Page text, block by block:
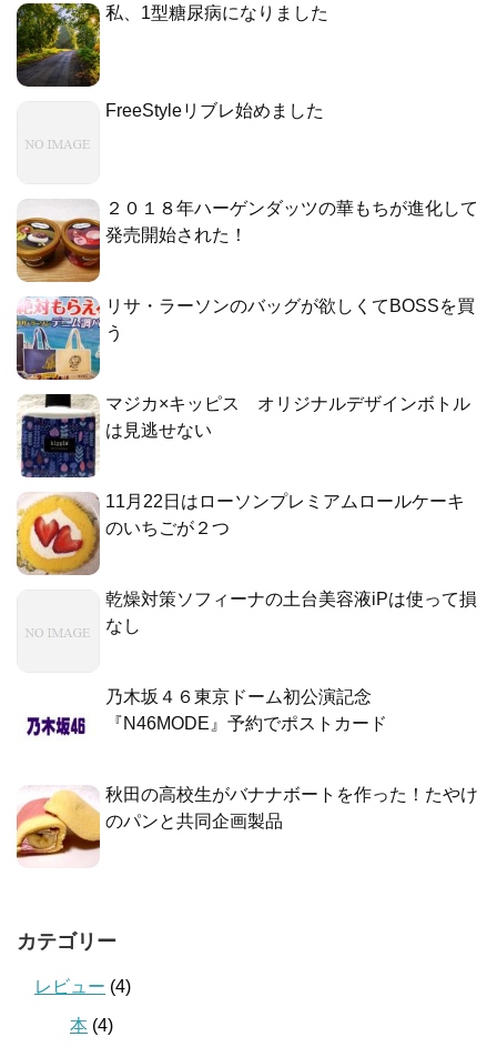
私、1型糖尿病になりました
FreeStyleリブレ始めました
２０１８年ハーゲンダッツの華もちが進化して
発売開始された！
リサ・ラーソンのバッグが欲しくてBOSSを買
う
マジカ×キッピス オリジナルデザインボトル
は見逃せない
11月22日はローソンプレミアムロールケーキ
のいちごが２つ
乾燥対策ソフィーナの土台美容液iPは使って損
なし
乃木坂４６東京ドーム初公演記念
『N46MODE』予約でポストカード
秋田の高校生がバナナボートを作った！たやけ
のパンと共同企画製品
カテゴリー
レビュー (4)
本 (4)